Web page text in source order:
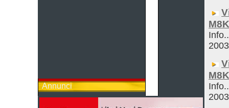
Annunci
2003
2003